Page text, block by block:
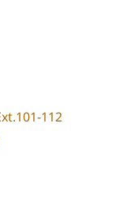
112